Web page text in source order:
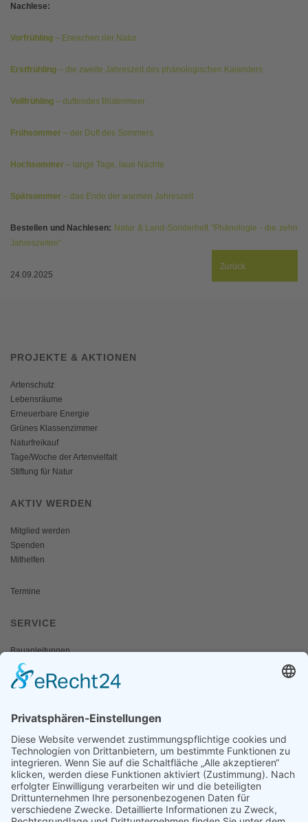
Nachlese:
Vorfrühling – Erwachen der Natur
Erstfrühling – die zweite Jahreszeit des phänologischen Kalenders
Vollfrühling – duftendes Blütenmeer
Frühsommer – der Duft des Sommers
Hochsommer – lange Tage, laue Nächte
Spätsommer – das Ende der warmen Jahreszeit
Bestellen und Nachlesen: Natur & Land-Sonderheft "Phänologie - die zehn
Jahreszeiten"
24.09.2025
Zurück
PROJEKTE & AKTIONEN
Artenschutz
Lebensräume
Erneuerbare Energie
Grünes Klassenzimmer
Naturfreikauf
Tage/Woche der Artenvielfalt
Stiftung für Natur
AKTIV WERDEN
Mitglied werden
Spenden
Mithelfen
Termine
SERVICE
Bauanleitungen
Schulangebote
Shop
MEDIEN & PRESSE
Informationsfalter
Informativ
Otternet
natur & land
Presse